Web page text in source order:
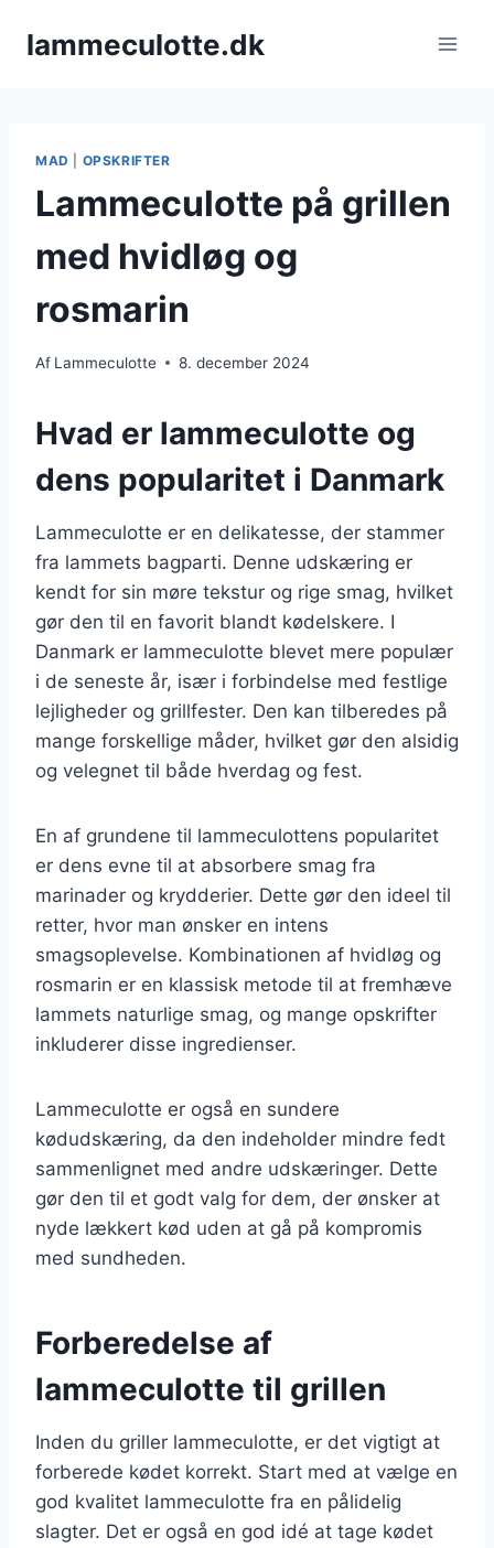
lammeculotte.dk
MAD OPSKRIFTER
Lammeculotte på grillen
med hvidløg og
rosmarin
Af Lammeculotte 8. december 2024
Hvad er lammeculotte og
dens popularitet i Danmark
Lammeculotte er en delikatesse, der stammer
fra lammets bagparti. Denne udskæring er
kendt for sin møre tekstur og rige smag, hvilket
gør den til en favorit blandt kødelskere. I
Danmark er lammeculotte blevet mere populær
i de seneste år, især i forbindelse med festlige
lejligheder og grillfester. Den kan tilberedes på
mange forskellige måder, hvilket gør den alsidig
og velegnet til både hverdag og fest.
En af grundene til lammeculottens popularitet
er dens evne til at absorbere smag fra
marinader og krydderier. Dette gør den ideel til
retter, hvor man ønsker en intens
smagsoplevelse. Kombinationen af hvidløg og
rosmarin er en klassisk metode til at fremhæve
lammets naturlige smag, og mange opskrifter
inkluderer disse ingredienser.
Lammeculotte er også en sundere
kødudskæring, da den indeholder mindre fedt
sammenlignet med andre udskæringer. Dette
gør den til et godt valg for dem, der ønsker at
nyde lækkert kød uden at gå på kompromis
med sundheden.
Forberedelse af
lammeculotte til grillen
Inden du griller lammeculotte, er det vigtigt at
forberede kødet korrekt. Start med at vælge en
god kvalitet lammeculotte fra en pålidelig
slagter. Det er også en god idé at tage kødet